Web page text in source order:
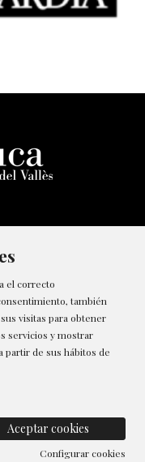
el correcto
también
visitas para obtener
servicios y mostrar
partir de sus hábitos de
Aceptar cookies
Configurar cookies